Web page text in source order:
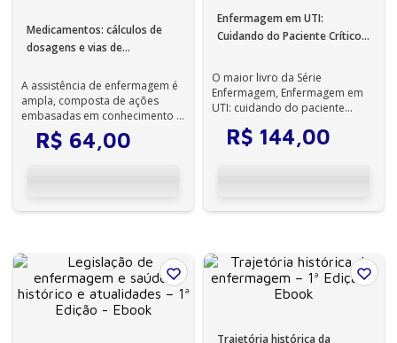
Medicamentos: cálculos de
dosagens e vias de
Ebook
A assistência de enfermagem é
ampla, composta de ações
embasadas em conhecimento e
em responsabilidade. O
preparo e a ad...
R$ 64,00
Enfermagem em UTI:
Cuidando do Paciente Crítico –
O maior livro da Série
Enfermagem, Enfermagem em
UTI: cuidando do paciente
capítulos divididos...
R$ 144 00
Trajetória histórica da